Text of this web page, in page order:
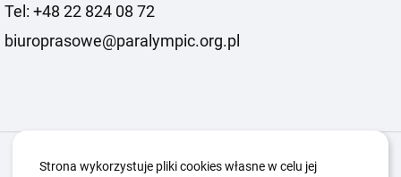
Tel: +48 22 824 08 72
biuroprasowe@paralympic.org.pl
Igrzyska Paralimpijskie O nas
Strona wykorzystuje pliki cookies własne w celu jej